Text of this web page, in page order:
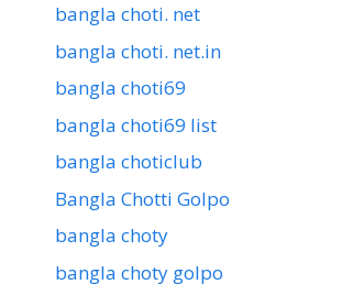
bangla choti. net
bangla choti. net.in
bangla choti69
bangla choti69 list
bangla choticlub
Bangla Chotti Golpo
bangla choty
bangla choty golpo